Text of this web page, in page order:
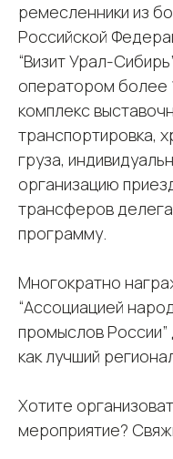
ремесленники из
Российской
“Визит Урал-
оператором более
комплекс
транспортировка,
груза,
организацию
трансферов
программу.
Многократно
“Ассоциацией
промыслов
как лучший
Хотите
мероприятие?